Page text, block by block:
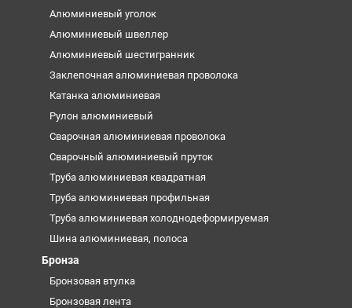
Алюминиевый уголок
Алюминиевый швеллер
Алюминиевый шестигранник
Заклепочная алюминиевая проволока
Катанка алюминиевая
Рулон алюминиевый
Сварочная алюминиевая проволока
Сварочный алюминиевый пруток
Труба алюминиевая квадратная
Труба алюминиевая профильная
Труба алюминиевая холоднодеформируемая
Шина алюминиевая, полоса
Бронза
Бронзовая втулка
Бронзовая лента